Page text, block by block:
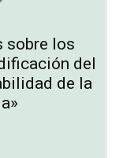
sobre los
del
de la